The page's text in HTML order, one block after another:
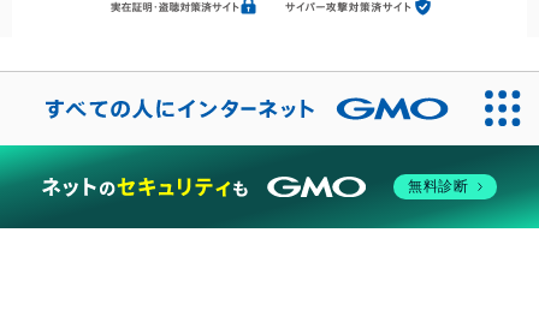
無料診断